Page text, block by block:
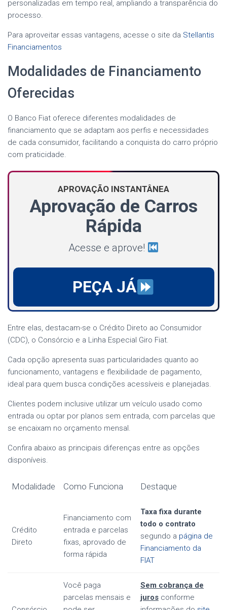
personalizadas em tempo real, ampliando a transparência do
processo.
Para aproveitar essas vantagens, acesse o site da Stellantis
Financiamentos
Modalidades de Financiamento
Oferecidas
O Banco Fiat oferece diferentes modalidades de
financiamento que se adaptam aos perfis e necessidades
de cada consumidor, facilitando a conquista do carro próprio
com praticidade.
APROVAÇÃO INSTANTÂNEA
Aprovação de Carros
Rápida
Acesse e aprove!
PEÇA JÁ
Entre elas, destacam-se o Crédito Direto ao Consumidor
(CDC), o Consórcio e a Linha Especial Giro Fiat.
Cada opção apresenta suas particularidades quanto ao
funcionamento, vantagens e flexibilidade de pagamento,
ideal para quem busca condições acessíveis e planejadas.
Clientes podem inclusive utilizar um veículo usado como
entrada ou optar por planos sem entrada, com parcelas que
se encaixam no orçamento mensal.
Confira abaixo as principais diferenças entre as opções
disponíveis.
Modalidade Como Funciona Destaque
Crédito
Direto
Financiamento com
entrada e parcelas
fixas, aprovado de
forma rápida
Taxa fixa durante
todo o contrato
segundo a página de
Financiamento da
FIAT
Você paga
parcelas mensais e
Sem cobrança de
juros conforme